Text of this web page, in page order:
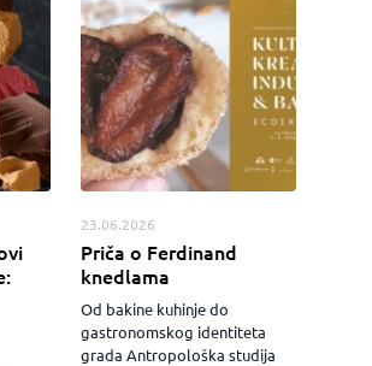
23.06.2026
Priča o Ferdinand
knedlama
Od bakine kuhinje do
gastronomskog identiteta
grada Antropološka studija